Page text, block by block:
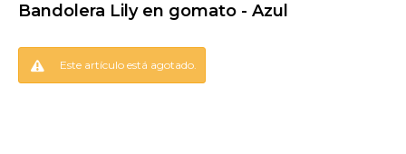
Bandolera Lily en gomato - Azul
Este artículo está agotado.